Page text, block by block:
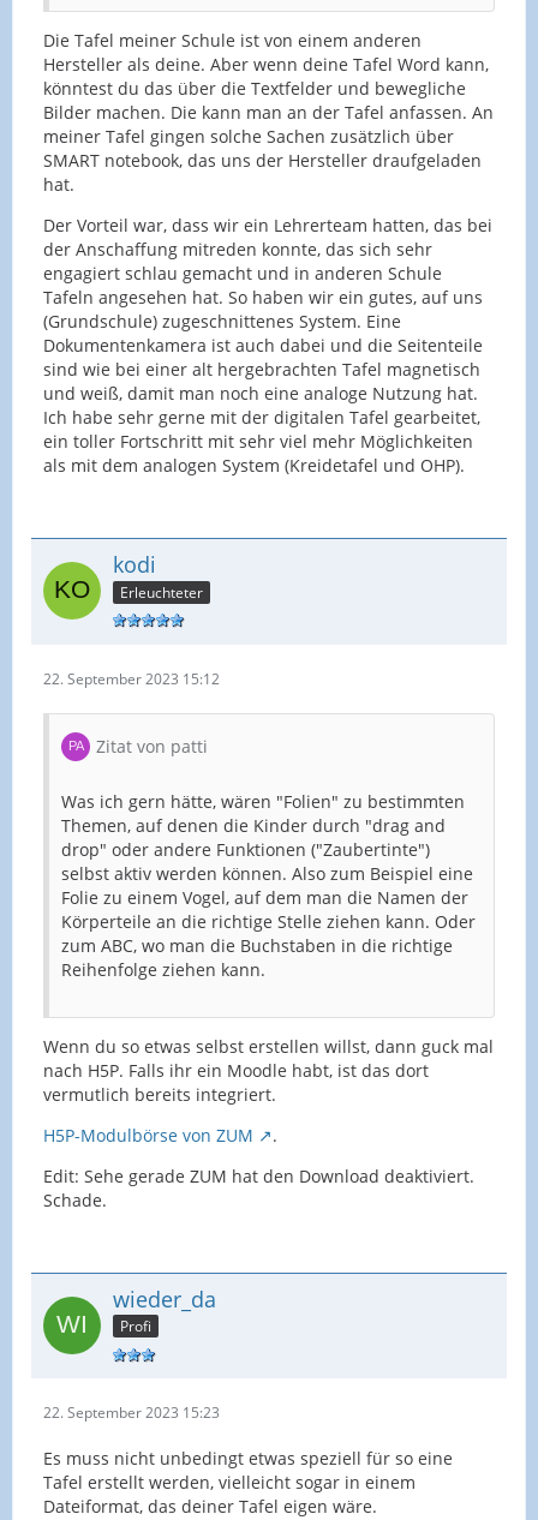
Die Tafel meiner Schule ist von einem anderen
Hersteller als deine. Aber wenn deine Tafel Word kann,
könntest du das über die Textfelder und bewegliche
Bilder machen. Die kann man an der Tafel anfassen. An
meiner Tafel gingen solche Sachen zusätzlich über
SMART notebook, das uns der Hersteller draufgeladen
hat.
Der Vorteil war, dass wir ein Lehrerteam hatten, das bei
der Anschaffung mitreden konnte, das sich sehr
engagiert schlau gemacht und in anderen Schule
Tafeln angesehen hat. So haben wir ein gutes, auf uns
(Grundschule) zugeschnittenes System. Eine
Dokumentenkamera ist auch dabei und die Seitenteile
sind wie bei einer alt hergebrachten Tafel magnetisch
und weiß, damit man noch eine analoge Nutzung hat.
Ich habe sehr gerne mit der digitalen Tafel gearbeitet,
ein toller Fortschritt mit sehr viel mehr Möglichkeiten
als mit dem analogen System (Kreidetafel und OHP).
kodi
Erleuchteter
22. September 2023 15:12
Zitat von patti
Was ich gern hätte, wären "Folien" zu bestimmten
Themen, auf denen die Kinder durch "drag and
drop" oder andere Funktionen ("Zaubertinte")
selbst aktiv werden können. Also zum Beispiel eine
Folie zu einem Vogel, auf dem man die Namen der
Körperteile an die richtige Stelle ziehen kann. Oder
zum ABC, wo man die Buchstaben in die richtige
Reihenfolge ziehen kann.
Wenn du so etwas selbst erstellen willst, dann guck mal
nach H5P. Falls ihr ein Moodle habt, ist das dort
vermutlich bereits integriert.
H5P-Modulbörse von ZUM
.
Edit: Sehe gerade ZUM hat den Download deaktiviert.
Schade.
wieder_da
Profi
22. September 2023 15:23
Es muss nicht unbedingt etwas speziell für so eine
Tafel erstellt werden, vielleicht sogar in einem
Dateiformat, das deiner Tafel eigen wäre.